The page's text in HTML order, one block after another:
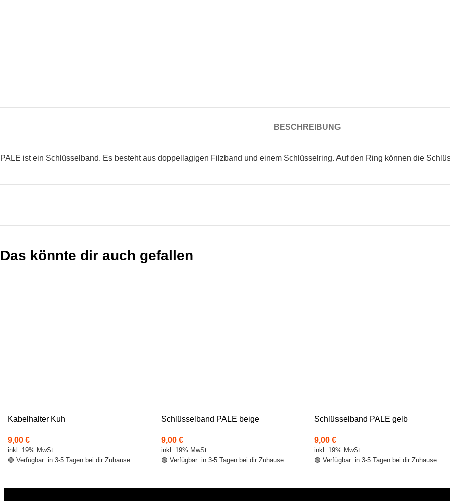
BESCHREIBUNG
PALE ist ein Schlüsselband. Es besteht aus doppellagigen Filzband und einem Schlüsselring. Auf den Ring können die
Das könnte dir auch gefallen
Kabelhalter Kuh
9,00 €
inkl. 19% MwSt.
🟢 Verfügbar: in 3-5 Tagen bei dir Zuhause
Schlüsselband PALE beige
9,00 €
inkl. 19% MwSt.
🟢 Verfügbar: in 3-5 Tagen bei dir Zuhause
Schlüsselband PALE gelb
9,00 €
inkl. 19% MwSt.
🟢 Verfügbar: in 3-5 Tagen bei dir Zuhause